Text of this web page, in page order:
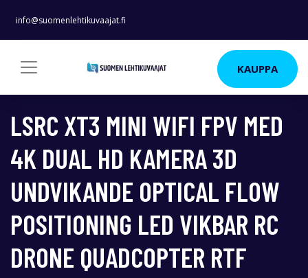
info@suomenlehtikuvaajat.fi
KAUPPA
LSRC XT3 MINI WIFI FPV MED
4K DUAL HD KAMERA 3D
UNDVIKANDE OPTICAL FLOW
POSITIONING LED VIKBAR RC
DRONE QUADCOPTER RTF